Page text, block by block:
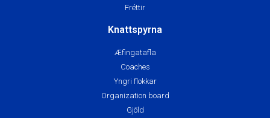
Fréttir
Knattspyrna
Æfingatafla
Coaches
Yngri flokkar
Organization board
Gjöld